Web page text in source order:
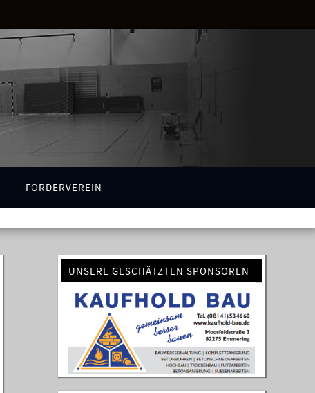
FÖRDERVEREIN
UNSERE GESCHÄTZTEN SPONSOREN